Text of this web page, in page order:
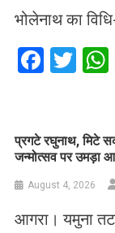
भोलेनाथ का
प्रगटे रघुनाथ, मिटे
जन्मोत्सव पर उमड़ा
August 4, 2026
आगरा। यमुना तट